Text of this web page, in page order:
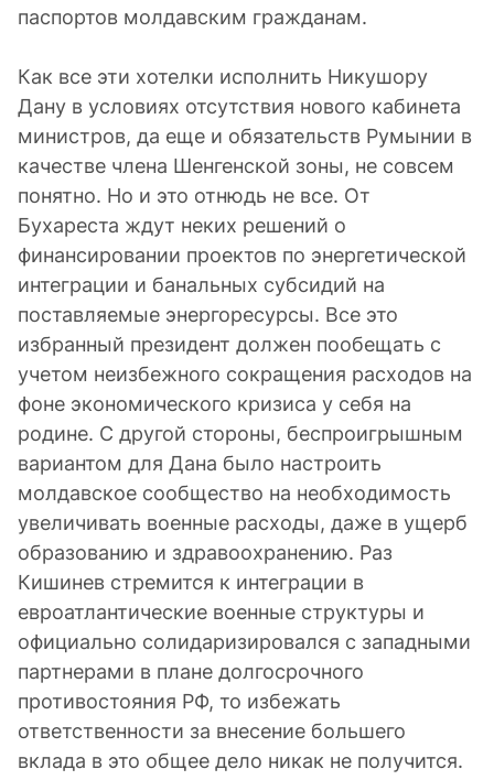
паспортов молдавским гражданам.
Как все эти хотелки исполнить Никушору
Дану в условиях отсутствия нового кабинета
министров, да еще и обязательств Румынии в
качестве члена Шенгенской зоны, не совсем
понятно. Но и это отнюдь не все. От
Бухареста ждут неких решений о
финансировании проектов по энергетической
интеграции и банальных субсидий на
поставляемые энергоресурсы. Все это
избранный президент должен пообещать с
учетом неизбежного сокращения расходов на
фоне экономического кризиса у себя на
родине. С другой стороны, беспроигрышным
вариантом для Дана было настроить
молдавское сообщество на необходимость
увеличивать военные расходы, даже в ущерб
образованию и здравоохранению. Раз
Кишинев стремится к интеграции в
евроатлантические военные структуры и
официально солидаризировался с западными
партнерами в плане долгосрочного
противостояния РФ, то избежать
ответственности за внесение большего
вклада в это общее дело никак не получится.